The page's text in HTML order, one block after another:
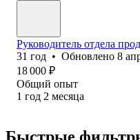
Руководитель отдела
31 год • Обновлено 8
18 000 ₽
Общий опыт
1 год 2 месяца
Быстрые